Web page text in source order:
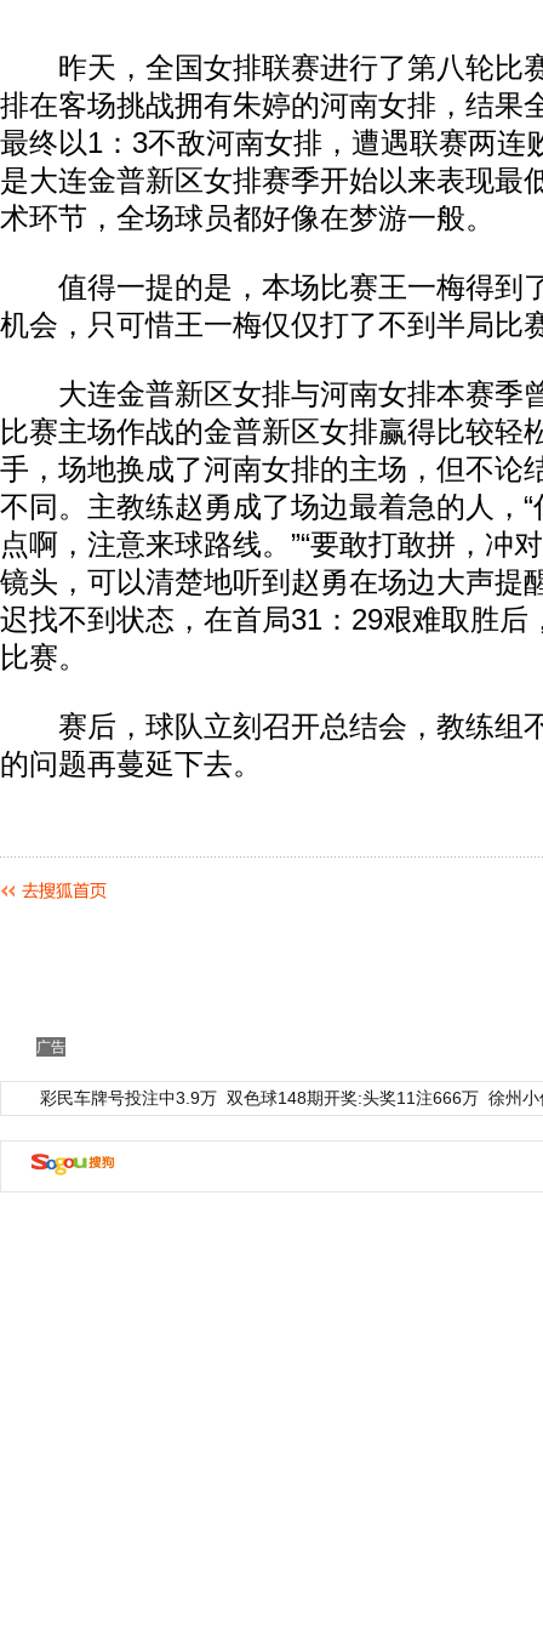
昨天，全国女排联赛进行了第八轮比
排在客场挑战拥有朱婷的河南女排，结果
最终以1：3不敌河南女排，遭遇联赛两连
是大连金普新区女排赛季开始以来表现最
术环节，全场球员都好像在梦游一般。
值得一提的是，本场比赛王一梅得到
机会，只可惜王一梅仅仅打了不到半局比
大连金普新区女排与河南女排本赛季
比赛主场作战的金普新区女排赢得比较轻
手，场地换成了河南女排的主场，但不论
不同。主教练赵勇成了场边最着急的人，
点啊，注意来球路线。”“要敢打敢拼，冲
镜头，可以清楚地听到赵勇在场边大声提
迟找不到状态，在首局31：29艰难取胜后
比赛。
赛后，球队立刻召开总结会，教练组
的问题再蔓延下去。
广告
彩民车牌号投注中3.9万 双色球148期开奖:头奖11注666万 徐州
动物系恋人啊 | 钟欣潼体验爱情哲学 南